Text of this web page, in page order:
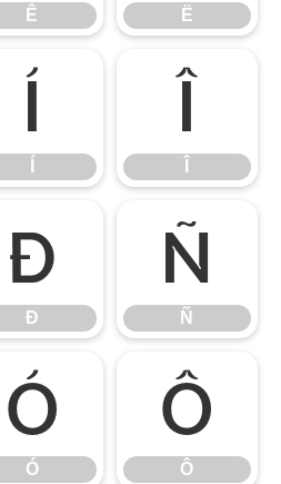
Ê Ë
Í Î
Ð
Ð
Ñ
Ñ
Ó
Ó
Ô
Ô